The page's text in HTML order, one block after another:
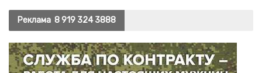
Реклама 8 919 324 3888